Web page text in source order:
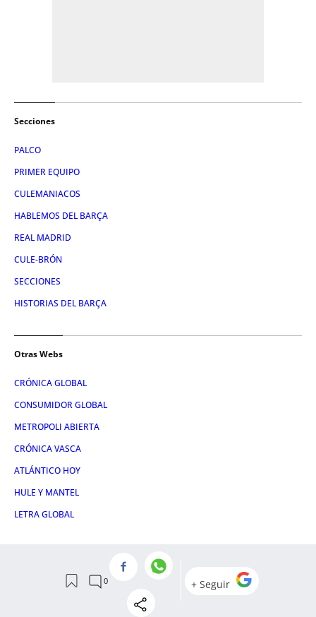
Secciones
PALCO
PRIMER EQUIPO
CULEMANIACOS
HABLEMOS DEL BARÇA
REAL MADRID
CULE-BRÓN
SECCIONES
HISTORIAS DEL BARÇA
Otras Webs
CRÓNICA GLOBAL
CONSUMIDOR GLOBAL
METROPOLI ABIERTA
CRÓNICA VASCA
ATLÁNTICO HOY
HULE Y MANTEL
LETRA GLOBAL